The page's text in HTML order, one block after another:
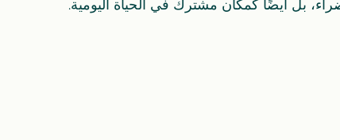
بل أيضًا كمكان مشترك في الحياة اليومية.